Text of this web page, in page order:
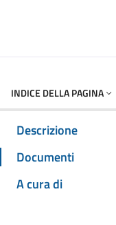
INDICE DELLA PAGINA
Descrizione
Documenti
A cura di